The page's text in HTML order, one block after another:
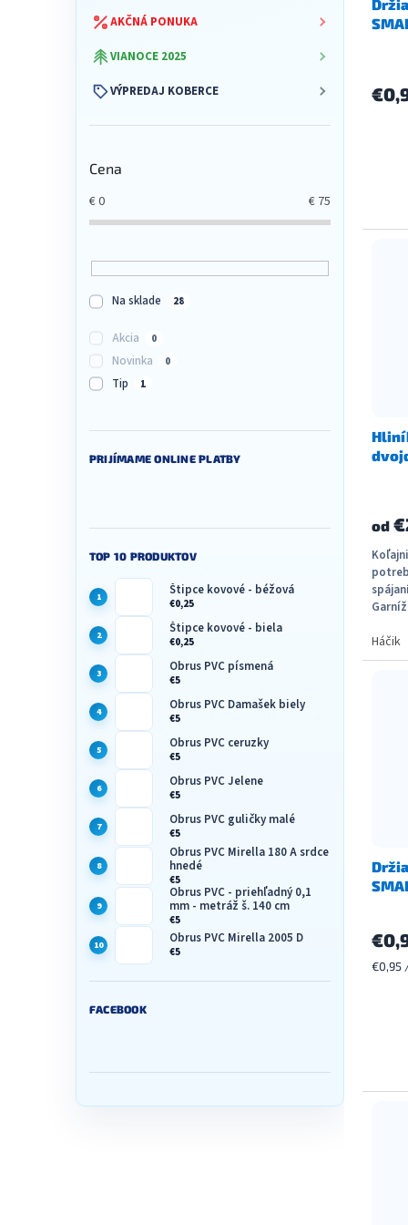
AKČNÁ PONUKA
VIANOCE 2025
VÝPREDAJ KOBERCE
Cena
€0 € 75
Na sklade 28
Akcia 0
Novinka 0
Tip 1
PRIJÍMAME ONLINE PLATBY
TOP 10 PRODUKTOV
Štipce kovové - béžová
€0,25
Štipce kovové - biela
€0,25
Obrus PVC písmená
€5
Obrus PVC Damašek biely
€5
Obrus PVC ceruzky
€5
Obrus PVC Jelene
€5
Obrus PVC guličky malé
€5
Obrus PVC Mirella 180 A srdce
hnedé
€5
Obrus PVC - priehľadný 0,1
mm - metráž š. 140 cm
€5
Obrus PVC Mirella 2005 D
€5
FACEBOOK
t
o
od
Háčik
€0,95